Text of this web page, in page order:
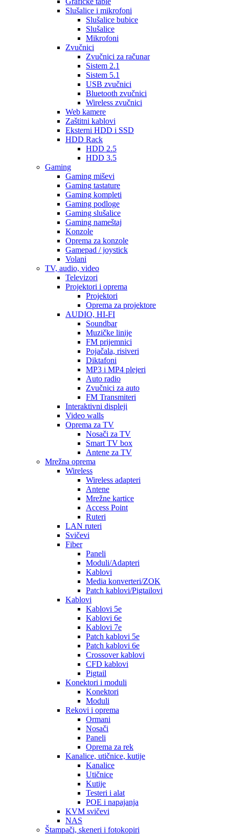
Slušalice i mikrofoni
Slušalice bubice
Slušalice
Mikrofoni
Zvučnici
Zvučnici za računar
Sistem 2.1
Sistem 5.1
USB zvučnici
Bluetooth zvučnici
Wireless zvučnici
Web kamere
Zaštitni kablovi
Eksterni HDD i SSD
HDD Rack
HDD 2.5
HDD 3.5
Gaming
Gaming miševi
Gaming tastature
Gaming kompleti
Gaming podloge
Gaming slušalice
Gaming nameštaj
Konzole
Oprema za konzole
Gamepad / joystick
Volani
TV, audio, video
Televizori
Projektori i oprema
Projektori
Oprema za projektore
AUDIO, HI-FI
Soundbar
Muzičke linije
FM prijemnici
Pojačala, risiveri
Diktafoni
MP3 i MP4 plejeri
Auto radio
Zvučnici za auto
FM Transmiteri
Interaktivni displeji
Video walls
Oprema za TV
Nosači za TV
Smart TV box
Antene za TV
Mrežna oprema
Wireless
Wireless adapteri
Antene
Mrežne kartice
Access Point
Ruteri
LAN ruteri
Svičevi
Fiber
Paneli
Moduli/Adapteri
Kablovi
Media konverteri/ZOK
Patch kablovi/Pigtailovi
Kablovi
Kablovi 5e
Kablovi 6e
Kablovi 7e
Patch kablovi 5e
Patch kablovi 6e
Crossover kablovi
CFD kablovi
Pigtail
Konektori i moduli
Konektori
Moduli
Rekovi i oprema
Ormani
Nosači
Paneli
Oprema za rek
Kanalice, utičnice, kutije
Kanalice
Utičnice
Kutije
Testeri i alat
POE i napajanja
KVM svičevi
NAS
Štampači, skeneri i fotokopiri